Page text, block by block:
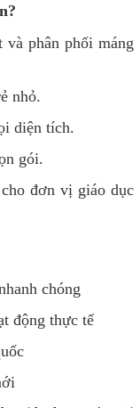
phân phối máng
nhỏ.
diện tích.
gói.
đơn vị giáo dục
chóng
động thực tế